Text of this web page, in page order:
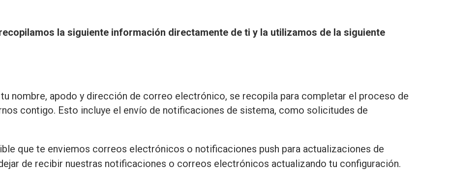
la siguiente información directamente de ti y la utilizamos de la siguiente
nombre, apodo y dirección de correo electrónico, se recopila para completar el proceso de
contigo. Esto incluye el envío de notificaciones de sistema, como solicitudes de
que te enviemos correos electrónicos o notificaciones push para actualizaciones de
de recibir nuestras notificaciones o correos electrónicos actualizando tu configuración.